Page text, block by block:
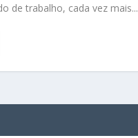
de trabalho, cada vez mais...